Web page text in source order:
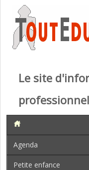
Le site
Agenda
Petite enfance